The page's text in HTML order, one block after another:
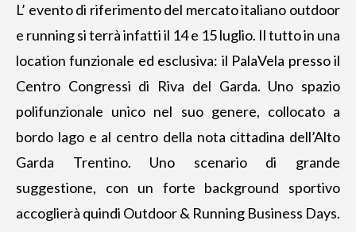
L’ evento di riferimento del mercato italiano outdoor
e running si terrà infatti il 14 e 15 luglio. Il tutto in una
location funzionale ed esclusiva: il PalaVela presso il
Centro Congressi di Riva del Garda. Uno spazio
polifunzionale unico nel suo genere, collocato a
bordo lago e al centro della nota cittadina dell’Alto
Garda Trentino. Uno scenario di grande
suggestione, con un forte background sportivo
accoglierà quindi Outdoor & Running Business Days.